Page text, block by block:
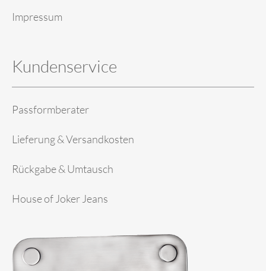
Impressum
Kundenservice
Passformberater
Lieferung & Versandkosten
Rückgabe & Umtausch
House of Joker Jeans